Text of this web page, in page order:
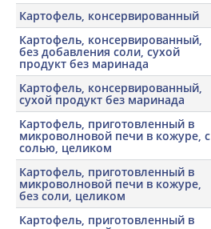
Картофель, консервированный
Картофель, консервированный,
без добавления соли, сухой
продукт без маринада
Картофель, консервированный,
сухой продукт без маринада
Картофель, приготовленный в
микроволновой печи в кожуре, с
солью, целиком
Картофель, приготовленный в
микроволновой печи в кожуре,
без соли, целиком
Картофель, приготовленный в